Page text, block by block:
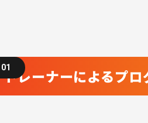
レーナーによるプロ